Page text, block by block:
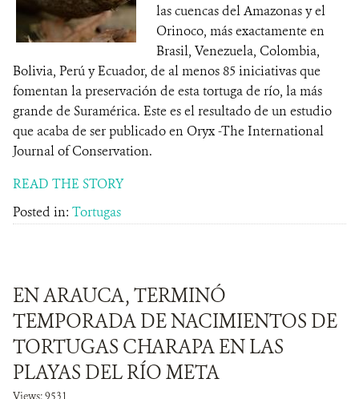
las cuencas del Amazonas y el
Orinoco, más exactamente en
Brasil, Venezuela, Colombia,
Bolivia, Perú y Ecuador, de al menos 85 iniciativas que
fomentan la preservación de esta tortuga de río, la más
grande de Suramérica. Este es el resultado de un estudio
que acaba de ser publicado en Oryx -The International
Journal of Conservation.
READ THE STORY
Posted in: Tortugas
EN ARAUCA, TERMINÓ
TEMPORADA DE NACIMIENTOS DE
TORTUGAS CHARAPA EN LAS
PLAYAS DEL RÍO META
Views: 9531